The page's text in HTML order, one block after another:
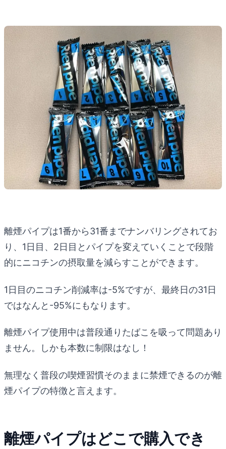
離煙パイプは1番から31番までナンバリングされてお
り、1日目、2日目とパイプを変えていくことで段階
的にニコチンの摂取量を減らすことができます。
1日目のニコチン削減率は-5%ですが、最終日の31日
ではなんと-95%にもなります。
離煙パイプ使用中は普段通りたばこを吸って問題あり
ません。しかも本数に制限はなし！
無理なく普段の喫煙習慣そのままに禁煙できるのが離
煙パイプの特徴と言えます。
離煙パイプはどこで購入でき